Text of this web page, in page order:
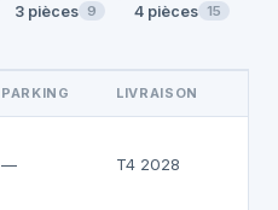
3 pièces 9 4 pièces 15
PARKING LIVRAISON
— T4 2028